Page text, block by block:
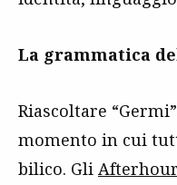
La grammatica
Riascoltare
momento in cui
bilico. Gli